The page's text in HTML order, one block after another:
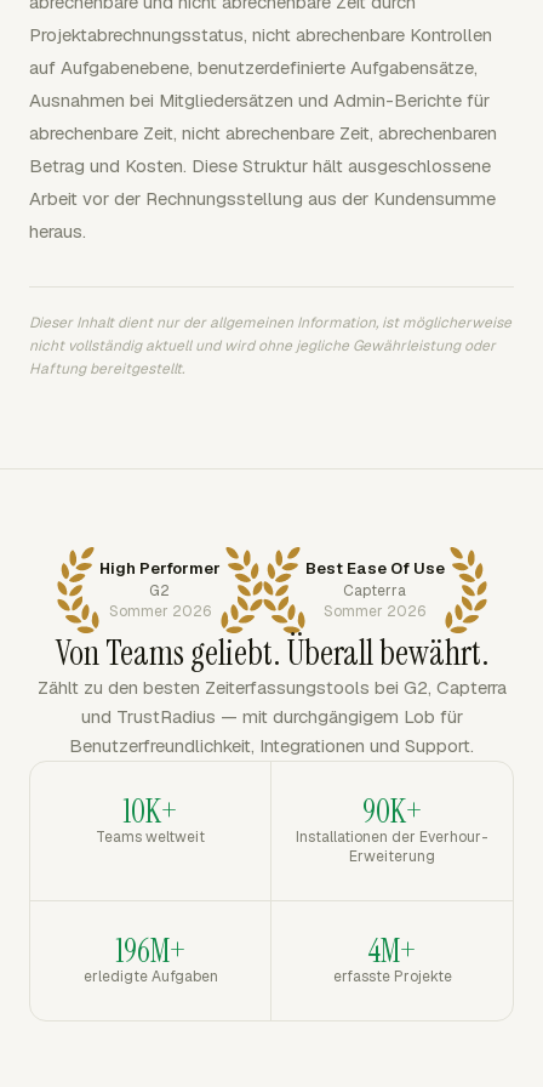
Projektabrechnungsstatus, nicht abrechenbare Kontrollen
auf Aufgabenebene, benutzerdefinierte Aufgabensätze,
Ausnahmen bei Mitgliedersätzen und Admin-Berichte für
abrechenbare Zeit, nicht abrechenbare Zeit, abrechenbaren
Betrag und Kosten. Diese Struktur hält ausgeschlossene
Arbeit vor der Rechnungsstellung aus der Kundensumme
heraus.
Dieser Inhalt dient nur der allgemeinen Information, ist möglicherweise
nicht vollständig aktuell und wird ohne jegliche Gewährleistung oder
Haftung bereitgestellt.
High Performer
G2
Sommer 2026
Best Ease Of Use
Capterra
Sommer 2026
Von Teams geliebt. Überall bewährt.
Zählt zu den besten Zeiterfassungstools bei G2, Capterra
und TrustRadius — mit durchgängigem Lob für
Benutzerfreundlichkeit, Integrationen und Support.
10K+
Teams weltweit
90K+
Installationen der Everhour-
Erweiterung
196M+
erledigte Aufgaben
4M+
erfasste Projekte